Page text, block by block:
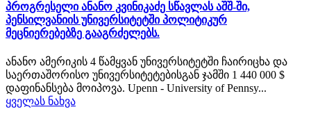
პროგრესელი ანანო კვინიკაძე სწავლას აშშ-ში,
პენსილვანიის უნივერსიტეტში პოლიტიკურ
მეცნიერებებზე გააგრძელებს.
ანანო ამერიკის 4 წამყვან უნივერსიტეტში ჩაირიცხა და
საერთაშორისო უნივერსიტეტებისგან ჯამში 1 440 000 $
დაფინანსება მოიპოვა. Upenn - University of Pennsy...
ყველას ნახვა